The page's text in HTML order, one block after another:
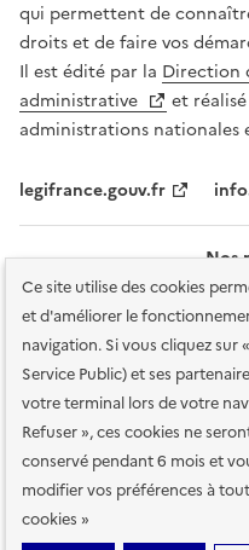
Ce site utilise des cookies
et d'améliorer le
navigation. Si vous cliquez sur
Service Public) et ses
votre terminal lors de votre
Refuser », ces cookies ne
conservé pendant 6 mois et
modifier vos préférences à
cookies »
qui permettent de
droits et de faire vos
Il est édité par la Direction
administrative
et
administrations nationales
legifrance.gouv.fr
Nos
Plan du site Accessibilité :
services en ligne Mentions
Conditions générales d'utilisation